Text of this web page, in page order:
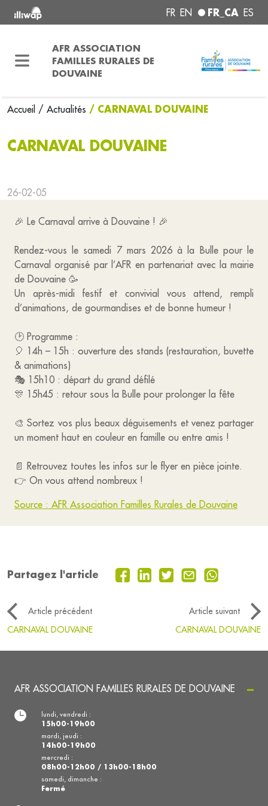
FR EN FR_CA ES
AFR ASSOCIATION
FAMILLES RURALES DE
DOUVAINE
Accueil / Actualités / CARNAVAL DOUVAINE
CARNAVAL DOUVAINE
26-02-05
🎉 Le Carnaval arrive à Douvaine ! 🎉
Rendez-vous le samedi 7 mars 2026 à la Bulle pour le
Carnaval organisé par l’AFR en partenariat avec la mairie
de Douvaine 🥳
Un après-midi festif et convivial vous attend, rempli
d’animations, de gourmandises et de bonne humeur !
🕑 Programme :
🎈 14h – 15h : ouverture des stands (restauration, buvette
& animations)
🎭 15h10 : départ du grand défilé
🎊 15h45 : retour sous la Bulle pour prolonger la fête
🎨 Sortez vos plus beaux déguisements et venez partager
un moment haut en couleur en famille ou entre amis !
📄 Retrouvez toutes les infos sur le flyer en pièce jointe.
👉 On vous attend nombreux !
Source : AFR Association Familles Rurales de Douvaine
Partagez l'article
Article précédent
Article suivant
CARNAVAL DOUVAINE
CARNAVAL DOUVAINE
AFR ASSOCIATION FAMILLES RURALES DE DOUVAINE
lundi, vendredi :
15h00-19h00
mardi, jeudi :
14h00-19h00
mercredi :
08h00-12h00 / 13h00-18h00
samedi, dimanche :
Fermé